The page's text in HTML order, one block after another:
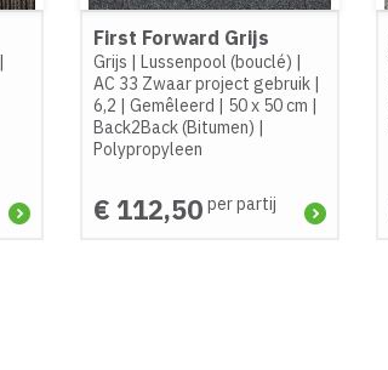
|
First Forward Grijs
Grijs | Lussenpool (bouclé) |
AC 33 Zwaar project gebruik|
6,2 | Gemêleerd | 50 x 50 cm |
Back2Back (Bitumen) |
Polypropyleen
€ 112,50 per partij